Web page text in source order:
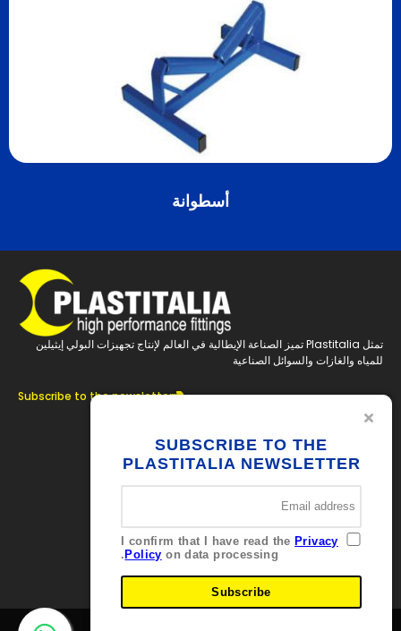
أسطوانة
تمثل Plastitalia تميز الصناعة الإيطالية في العالم لإنتاج تجهيزات البولي إيثيلين
للمياه والغازات والسوائل الصناعية
Subscribe to the newsletter
جهات الاتصال
Brolo 98061 – ME
Italia
info@plastitaliaspa.com
SUBSCRIBE TO THE
PLASTITALIA NEWSLETTER
I confirm that I have read the Privacy
Policy on data processing.
Subscribe